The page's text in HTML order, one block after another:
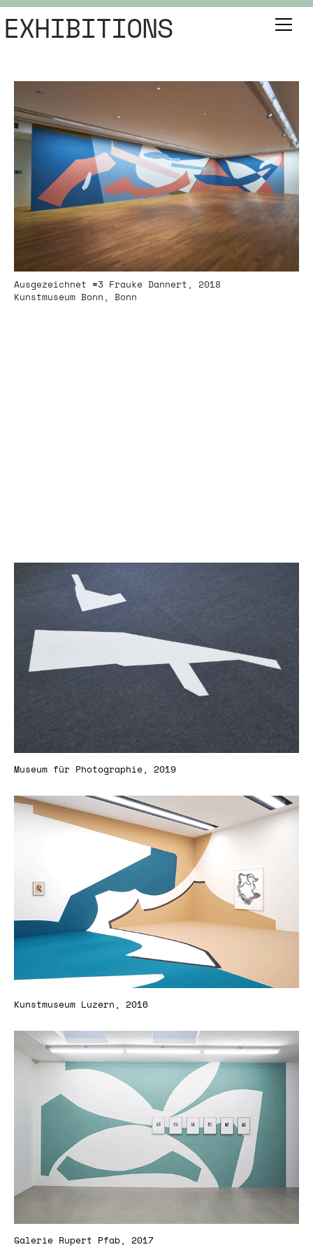
EXHIBITIONS
Ausgezeichnet #3 Frauke Dannert, 2018
Kunstmuseum Bonn, Bonn
Museum für Photographie, 2019
Kunstmuseum Luzern, 2016
Galerie Rupert Pfab, 2017